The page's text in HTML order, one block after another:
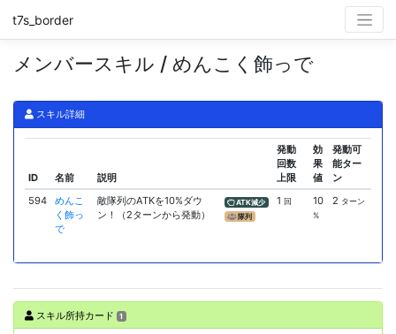
t7s_border
メンバースキル / めんこく飾っで
スキル詳細
ID 名前 説明
発動
回数
上限
効
果
値
発動可
能ター
ン
594
めんこ
く飾っ
で
敵隊列のATKを10%ダウ
ン！（2ターンから発動）
ATK減少
隊列
1回 10
%
2 ターン
スキル所持カード 1